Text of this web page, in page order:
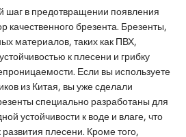
в предотвращении появления
качественного брезента. Брезенты,
материалов, таких как ПВХ,
к плесени и грибку
Если вы используете
из Китая, вы уже сделали
специально разработаны для
устойчивости к воде и влаге, что
плесени. Кроме того,